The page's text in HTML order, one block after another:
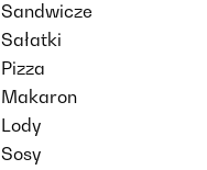
Sandwicze
Sałatki
Pizza
Makaron
Lody
Sosy